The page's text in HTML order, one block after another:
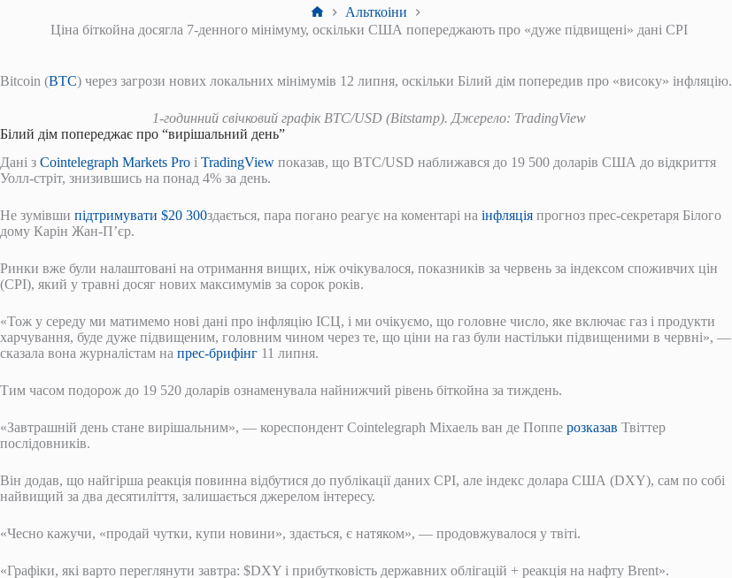
ГоловнаАльткоіни
Ціна біткойна досягла 7-денного мінімуму, оскільки США попереджають про «дуже підвищені» дані CPI
Bitcoin (BTC) через загрози нових локальних мінімумів 12 липня, оскільки Білий дім попередив про «високу» інфляцію.
1-годинний свічковий графік BTC/USD (Bitstamp). Джерело: TradingView
Білий дім попереджає про “вирішальний день”
Дані з Cointelegraph Markets Pro і TradingView показав, що BTC/USD наближався до 19 500 доларів США до відкриття
Уолл-стріт, знизившись на понад 4% за день.
Не зумівши підтримувати $20 300здається, пара погано реагує на коментарі на інфляція прогноз прес-секретаря Білого
дому Карін Жан-П’єр.
Ринки вже були налаштовані на отримання вищих, ніж очікувалося, показників за червень за індексом споживчих цін
(CPI), який у травні досяг нових максимумів за сорок років.
«Тож у середу ми матимемо нові дані про інфляцію ІСЦ, і ми очікуємо, що головне число, яке включає газ і продукти
харчування, буде дуже підвищеним, головним чином через те, що ціни на газ були настільки підвищеними в червні», —
сказала вона журналістам на прес-брифінг 11 липня.
Тим часом подорож до 19 520 доларів ознаменувала найнижчий рівень біткойна за тиждень.
«Завтрашній день стане вирішальним», — кореспондент Cointelegraph Міхаель ван де Поппе розказав Твіттер
послідовників.
Він додав, що найгірша реакція повинна відбутися до публікації даних CPI, але індекс долара США (DXY), сам по собі
найвищий за два десятиліття, залишається джерелом інтересу.
«Чесно кажучи, «продай чутки, купи новини», здається, є натяком», — продовжувалося у твіті.
«Графіки, які варто переглянути завтра: $DXY і прибутковість державних облігацій + реакція на нафту Brent».